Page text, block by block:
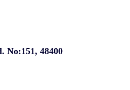
No:151, 48400